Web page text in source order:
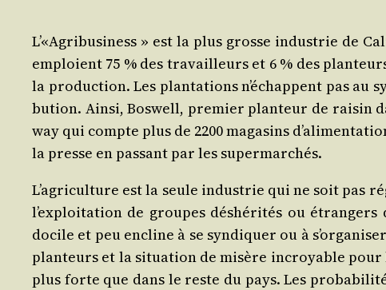
L’«Agribusiness » est la plus grosse indus­trie de
emploient 75 % des tra­vailleurs et 6 % des
la pro­duc­tion. Les plan­ta­tions n’échappent pas
bu­tion. Ain­si, Bos­well, pre­mier plan­teur de rai­sin
way qui compte plus de 2200 maga­sins
la presse en pas­sant par les supermarchés.
L’agriculture est la seule indus­trie qui ne soit pas
l’exploitation de groupes déshé­ri­tés ou
docile et peu encline à se syn­di­quer ou à
plan­teurs et la situa­tion de misère incroyable
plus forte que dans le reste du pays. Les